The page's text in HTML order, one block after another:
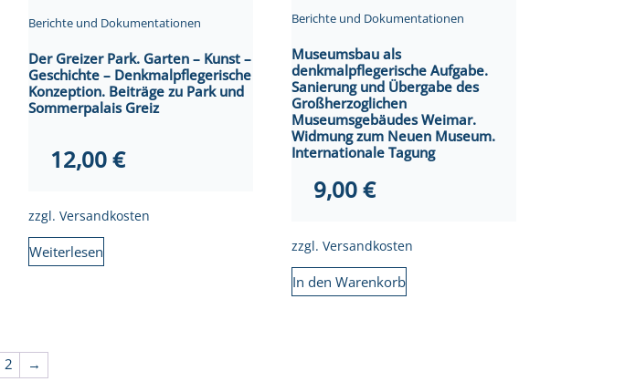
Berichte und Dokumentationen
Der Greizer Park. Garten – Kunst –
Geschichte – Denkmalpflegerische
Konzeption. Beiträge zu Park und
Sommerpalais Greiz
12,00€
zzgl. Versandkosten
Weiterlesen
Berichte und Dokumentationen
Museumsbau als
denkmalpflegerische Aufgabe.
Sanierung und Übergabe des
Großherzoglichen
Museumsgebäudes Weimar.
Widmung zum Neuen Museum.
Internationale Tagung
9,00€
zzgl.Versandkosten
In den Warenkorb
2 →